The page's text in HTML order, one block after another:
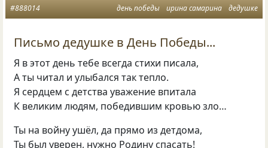
день победы ирина самарина дедушке
#888014
Письмо дедушке в День Победы...
Я в этот день тебе всегда стихи писала,
А ты читал и улыбался так тепло.
Я сердцем с детства уважение впитала
К великим людям, победившим кровью зло…
Ты на войну ушёл, да прямо из детдома,
Ты был уверен, нужно Родину спасать!